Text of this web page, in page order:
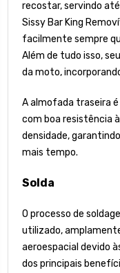
recostar, servindo
Sissy Bar King
facilmente sempre
Além de tudo isso,
da moto,
A almofada traseira
com boa resistência
densidade,
mais tempo.
Solda
O processo de
utilizado,
aeroespacial devido
dos principais